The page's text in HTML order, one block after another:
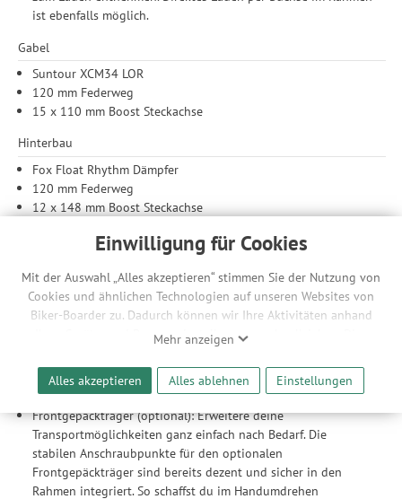
Einwilligung für Cookies
Mit der Auswahl „Alles akzeptieren“ stimmen Sie der Nutzung von
Cookies und ähnlichen Technologien auf unseren Websites von
Biker-Boarder zu. Dadurch können wir Ihre Aktivitäten anhand
Ihrer Geräte- und Browsereinstellungen nachvollziehen. Dies
ermöglicht es uns, anhand ihrer Interessen nutzungsbasierte
Werbeanzeigen für Sie bereitzustellen sowie Funktionalitäten
unserer Website sicherzustellen und stetig zu verbessern. Dabei
werden Ihre Daten auch an Drittanbieter und Werbepartner
weitergegeben. Die Verarbeitung erfolgt ausschließlich zum
Zwecke der Einbindung von Streaming-Inhalten und der
Durchführung von statistischer Analyse, Reichweitenmessungen,
Produktempfehlungen und nutzungsbasierter Werbung.
Mehr anzeigen
Alles akzeptieren Alles ablehnen Einstellungen
ist ebenfalls möglich.
Gabel
Suntour XCM34 LOR
120 mm Federweg
15 x 110 mm Boost Steckachse
Hinterbau
Fox Float Rhythm Dämpfer
120 mm Federweg
12 x 148 mm Boost Steckachse
hydraulische Tektro-Scheibenbremse
Kettenantrieb: Der klassische Kettenantrieb überzeugt durch
seinen hohen Wirkungsgrad, da er die Kraft deiner Pedale
besonders direkt und effizient auf das Hinterrad überträgt.
warten und überall reparierbar, da Ersatzteile für Ketten in
jedem Fahrradladen sofort verfügbar sind.
Frontgepäckträger (optional): Erweitere deine
Transportmöglichkeiten ganz einfach nach Bedarf. Die
stabilen Anschraubpunkte für den optionalen
Frontgepäckträger sind bereits dezent und sicher in den
Rahmen integriert. So schaffst du im Handumdrehen